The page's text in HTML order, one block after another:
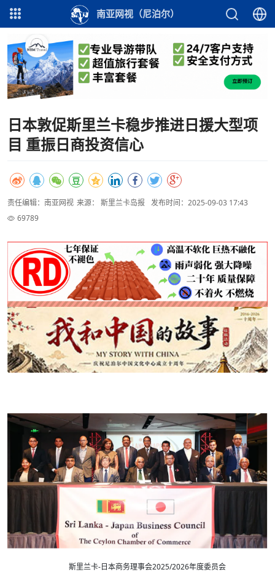
南亚网视（尼泊尔）
日本敦促斯里兰卡稳步推进日援大型项
目 重振日商投资信心
责任编辑：南亚网视 来源： 斯里兰卡岛报
发布时间：2025-09-03 17:43
69789
斯里兰卡-日本商务理事会2025/2026年度委员会